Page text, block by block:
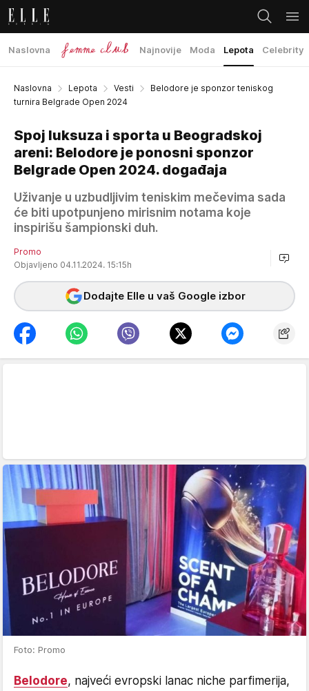
Naslovna Najnovije Moda Lepota Celebrity
Naslovna Lepota Vesti
Belodore je sponzor teniskog
turnira Belgrade Open 2024
Spoj luksuza i sporta u Beogradskoj
areni: Belodore je ponosni sponzor
Belgrade Open 2024. događaja
Uživanje u uzbudljivim teniskim mečevima sada
će biti upotpunjeno mirisnim notama koje
inspirišu šampionski duh.
Promo
Objavljeno 04.11.2024. 15:15h
Dodajte Elle u vaš Google izbor
Foto: Promo
Belodore, najveći evropski lanac niche parfimerija,